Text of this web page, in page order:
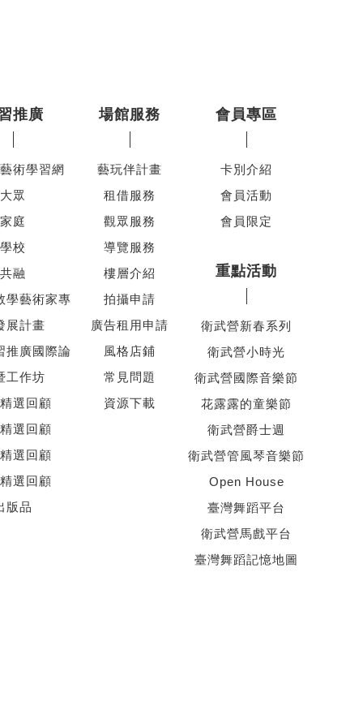
推廣
術學習網
大眾
家庭
學校
共融
學藝術家專
展計畫
推廣國際論
工作坊
選回顧
選回顧
選回顧
選回顧
版品
場館服務
藝玩伴計畫
租借服務
觀眾服務
導覽服務
樓層介紹
拍攝申請
廣告租用申請
風格店鋪
常見問題
資源下載
會員專區
卡別介紹
會員活動
會員限定
重點活動
衛武營新春系列
衛武營小時光
衛武營國際音樂節
花露露的童樂節
衛武營爵士週
衛武營管風琴音樂節
Open House
臺灣舞蹈平台
衛武營馬戲平台
臺灣舞蹈記憶地圖